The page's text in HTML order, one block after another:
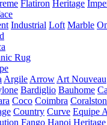
Flatiron Heritage
Industrial Loft Marble
Rug
Argile Arrow Art Nouveau
Bardiglio Bauhome
Coco Coimbra
Country Curve Equipe
Fango Hanoi Heritage